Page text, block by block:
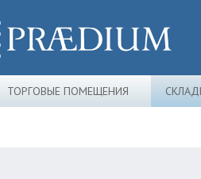
ТОРГОВЫЕ ПОМЕЩЕНИЯ